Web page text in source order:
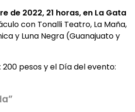
de 2022, 21 horas, en La Gata
con Tonalli Teatro, La Maña,
y Luna Negra (Guanajuato y
pesos y el Día del evento: